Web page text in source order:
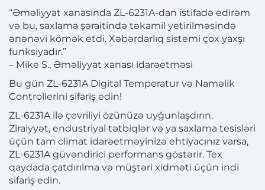
“Əməliyyat xanasında ZL-6231A-dan istifadə edirəm
və bu, saxlama şəraitində təkamil yetirilməsində
ənənəvi kömək etdi. Xəbərdarlıq sistemi çox yaxşı
funksiyadır.”
– Mike S., Əməliyyat xanası idarəetməsi
Bu gün ZL-6231A Digital Temperatur və Naməlik
Controllerini sifariş edin!
ZL-6231A ilə çevriliyi özünüzə uyğunlaşdırın.
Ziraiyyət, endustriyal tətbiqlər və ya saxlama tesisləri
üçün tam climat idarəetməyinizə ehtiyacınız varsa,
ZL-6231A güvəndirici performans göstərir. Tex
qaydada çatdırılma və müştəri xidməti üçün indi
sifariş edin.